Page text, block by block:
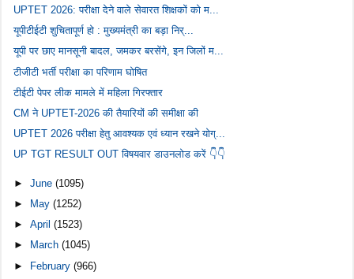
UPTET 2026: परीक्षा देने वाले सेवारत शिक्षकों को म...
यूपीटीईटी शुचितापूर्ण हो : मुख्यमंत्री का बड़ा निर्...
यूपी पर छाए मानसूनी बादल, जमकर बरसेंगे, इन जिलों म...
टीजीटी भर्ती परीक्षा का परिणाम घोषित
टीईटी पेपर लीक मामले में महिला गिरफ्तार
CM ने UPTET-2026 की तैयारियों की समीक्षा की
UPTET 2026 परीक्षा हेतु आवश्यक एवं ध्यान रखने योग्...
UP TGT RESULT OUT विषयवार डाउनलोड करें 👇👇
►June(1095)
►
May(1252)
►April(1523)
►
March(1045)
► February(966)